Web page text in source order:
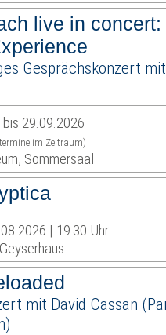
live in concert:
Gesprächskonzert
29.09.2026
im Zeitraum)
Sommersaal
| 19:30 Uhr
mit David Cassan